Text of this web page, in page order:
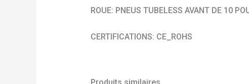
ROUE: PNEUS TUBELESS AVANT DE 10
CERTIFICATIONS: CE_ROHS